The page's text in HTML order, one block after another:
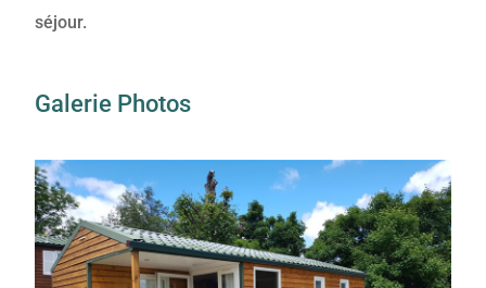
séjour.
Galerie Photos